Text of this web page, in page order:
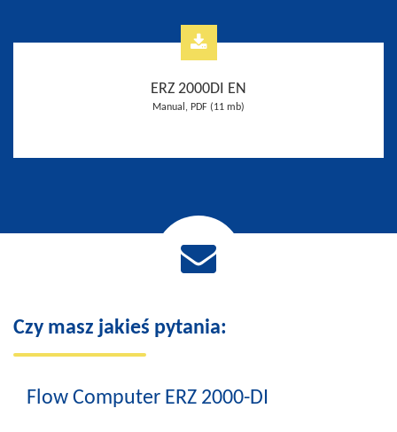
ERZ 2000DI EN
Manual, PDF (11 mb)
Czy masz jakieś pytania:
Flow Computer ERZ 2000-DI